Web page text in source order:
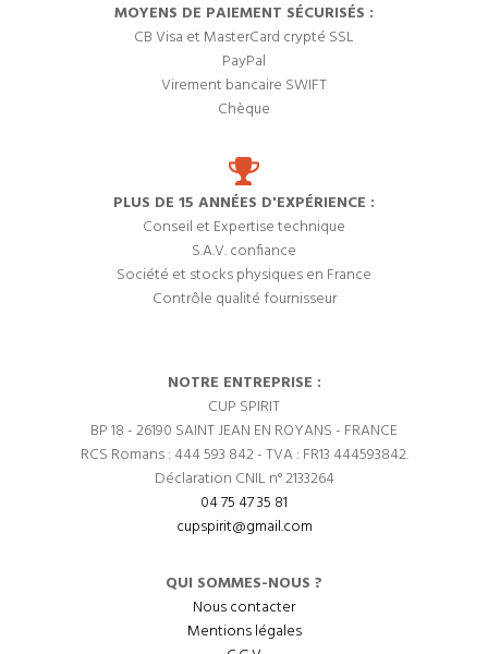
MOYENS DE PAIEMENT SÉCURISÉS :
CB Visa et MasterCard crypté SSL
PayPal
Virement bancaire SWIFT
Chèque
PLUS DE 15 ANNÉES D'EXPÉRIENCE :
Conseil et Expertise technique
S.A.V. confiance
Société et stocks physiques en France
Contrôle qualité fournisseur
NOTRE ENTREPRISE :
CUP SPIRIT
BP 18 - 26190 SAINT JEAN EN ROYANS - FRANCE
RCS Romans : 444 593 842 - TVA : FR13 444593842.
Déclaration CNIL n° 2133264
04 75 47 35 81
cupspirit@gmail.com
QUI SOMMES-NOUS ?
Nous contacter
Mentions légales